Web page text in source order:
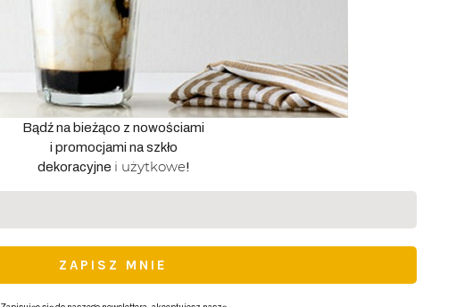
Bądź na bieżąco z nowościami
i promocjami na szkło
dekoracyjne i użytkowe!
*